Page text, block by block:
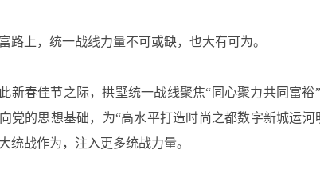
路上，统一战线力量不可或缺，也大有可为。
新春佳节之际，拱墅统一战线聚焦“同心聚力共同富
党的思想基础，为“高水平打造时尚之都数字新城运
统战作为，注入更多统战力量。